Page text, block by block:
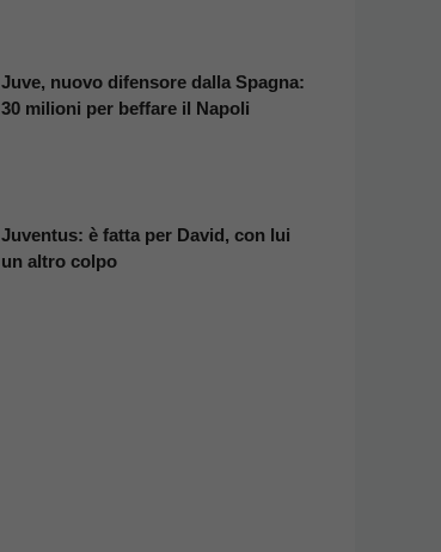
Juve, nuovo difensore dalla Spagna:
30 milioni per beffare il Napoli
Juventus: è fatta per David, con lui
un altro colpo